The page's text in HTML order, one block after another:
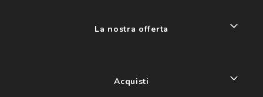
La nostra offerta
Acquisti